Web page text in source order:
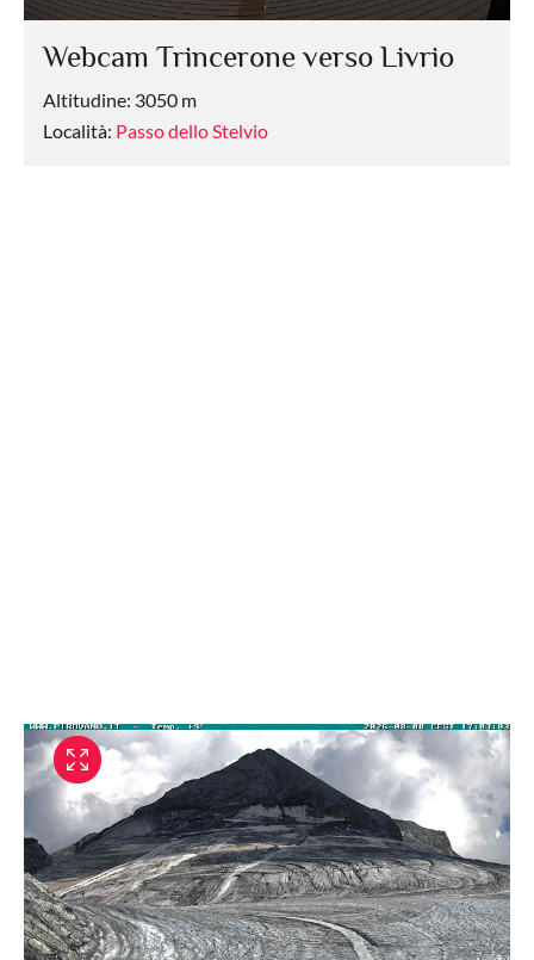
Webcam Trincerone verso Livrio
Altitudine: 3050 m
Località: Passo dello Stelvio